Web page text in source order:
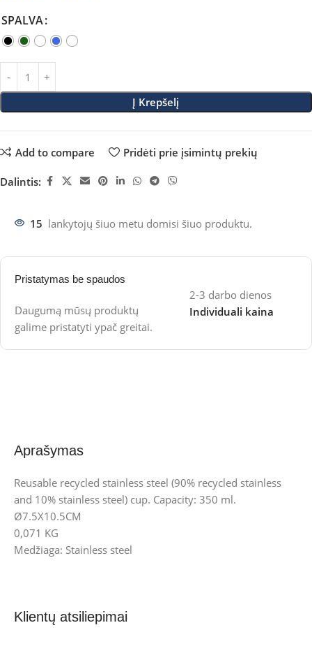
SPALVA
Į Krepšelį
Add to compare Pridėti prie įsimintų prekių
Dalintis:
15 lankytojų šiuo metu domisi šiuo produktu.
Pristatymas be spaudos
Daugumą mūsų produktų
galime pristatyti ypač greitai.
2-3 darbo dienos
Individuali kaina
Aprašymas
Reusable recycled stainless steel (90% recycled stainless
and 10% stainless steel) cup. Capacity: 350 ml.
Ø7.5X10.5CM
0,071 KG
Medžiaga: Stainless steel
Klientų atsiliepimai